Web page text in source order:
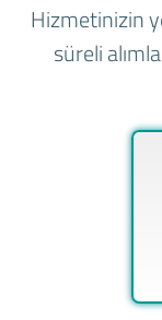
Hizmetinizin
süreli